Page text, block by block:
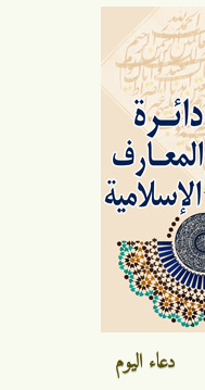
دعاء اليوم